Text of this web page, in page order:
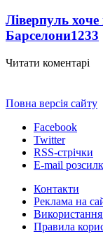
Ліверпуль хоче
Барселони1233
Читати коментарі
Повна версія сайту
Facebook
Twitter
RSS-стрічки
E-mail
Контакти
Реклама на
Використання
Правила